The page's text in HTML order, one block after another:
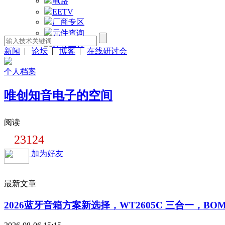
EETV
厂商专区
元件查询
计算工具
新闻
| 论坛 | 博客 | 在线研讨会
个人档案
唯创知音电子的空间
阅读
23124
加为好友
最新文章
2026蓝牙音箱方案新选择，WT2605C 三合一，